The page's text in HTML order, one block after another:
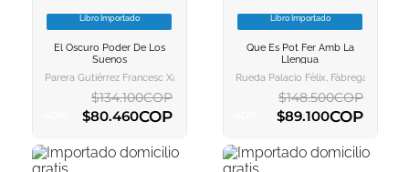
VER INFORMACION
AGREGAR AL
Libro Importado
El Oscuro Poder De Los
Suenos
Parera Gutiérrez Francesc Xavier
$134.100COP
$80.460COP
AGREGAR AL CARRITO
VER INFORMACION
AGREGAR AL
Libro Importado
Que Es Pot Fer Amb La
Llengua
Rueda Palacio Fèlix, Fàbregas
$148.500COP
$89.100COP
AGREGAR AL CARRITO